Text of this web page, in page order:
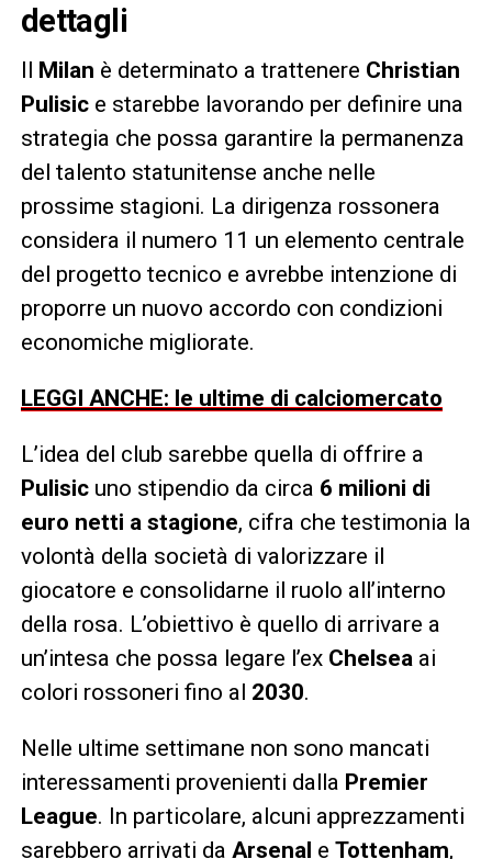
dettagli
Il Milan è determinato a trattenere Christian
Pulisice starebbe lavorando per definire una
strategia che possa garantire la permanenza
del talento statunitense anche nelle
prossime stagioni. La dirigenza rossonera
considera il numero 11 un elemento centrale
del progetto tecnico e avrebbe intenzione di
proporre un nuovo accordo con condizioni
economiche migliorate.
LEGGI ANCHE: le ultime di calciomercato
L’idea del club sarebbe quella di offrire a
Pulisicuno stipendio da circa 6 milioni di
euro netti a stagione, cifra che testimonia la
volontà della società di valorizzare il
giocatore e consolidarne il ruolo all’interno
della rosa. L’obiettivo è quello di arrivare a
un’intesa che possa legare l’ex Chelsea ai
colori rossoneri fino al 2030.
Nelle ultime settimane non sono mancati
interessamenti provenienti dalla Premier
League. In particolare, alcuni apprezzamenti
sarebbero arrivati da Arsenal e Tottenham,